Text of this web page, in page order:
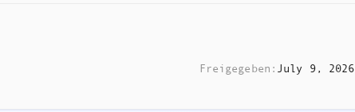
Freigegeben: July 9, 2026